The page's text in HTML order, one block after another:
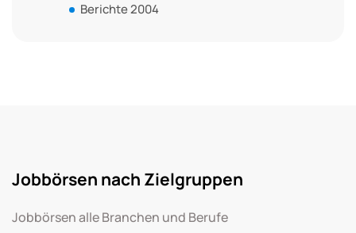
Berichte 2004
Jobbörsen nach Zielgruppen
Jobbörsen alle Branchen und Berufe